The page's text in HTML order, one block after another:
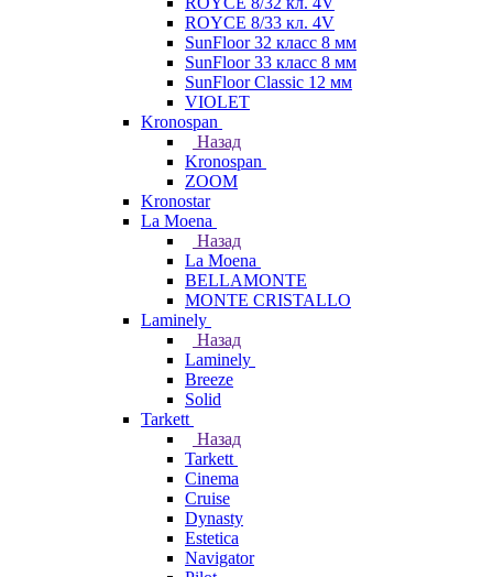
ROYCE 8/33 кл. 4V
SunFloor 32 класс 8 мм
SunFloor 33 класс 8 мм
SunFloor Classic 12 мм
VIOLET
Kronospan
Назад
Kronospan
ZOOM
Kronostar
La Moena
Назад
La Moena
BELLAMONTE
MONTE CRISTALLO
Laminely
Назад
Laminely
Breeze
Solid
Tarkett
Назад
Tarkett
Cinema
Cruise
Dynasty
Estetica
Navigator